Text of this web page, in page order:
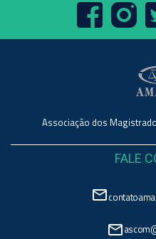
Associação dos
FALE
mail_outline
mail_outline